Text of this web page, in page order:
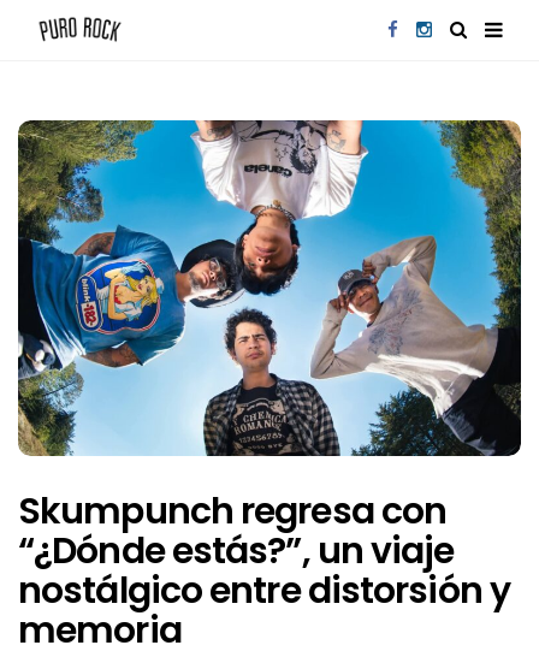
Skumpunch regresa con
“¿Dónde estás?”, un viaje
nostálgico entre distorsión y
memoria